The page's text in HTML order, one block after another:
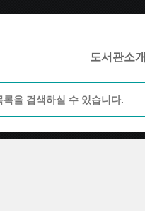
도서관소개